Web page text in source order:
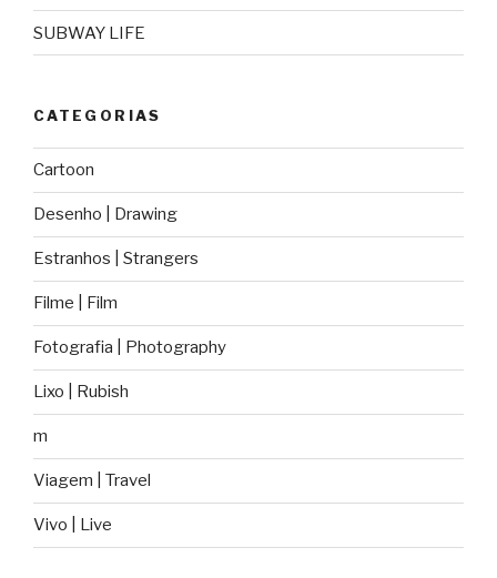
SUBWAY LIFE
CATEGORIAS
Cartoon
Desenho | Drawing
Estranhos | Strangers
Filme | Film
Fotografia | Photography
Lixo | Rubish
m
Viagem | Travel
Vivo | Live